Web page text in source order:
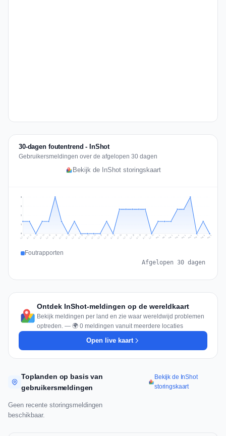
30-dagen foutentrend - InShot
Gebruikersmeldingen over de afgelopen 30 dagen
Bekijk de InShot storingskaart
1
2
2
3
Jul 11 Jul 12 Jul 13 Jul 14 Jul 15 Jul 16 Jul 17 Jul 18 Jul 19 Jul 20 Jul 21 Jul 22 Jul 23 Jul 24 Jul 25 Jul 26 Jul 27 Jul 28 Jul 29 Jul 30 Jul 31 Aug 1 Aug 2 Aug 3 Aug 4 Aug 5 Aug 6 Aug 7 Aug 8 Aug 9
Foutrapporten
Afgelopen 30 dagen
Ontdek InShot-meldingen op de wereldkaart
Bekijk meldingen per land en zie waar wereldwijd problemen
optreden. — 🌍 0 meldingen vanuit meerdere locaties
Open live kaart
Toplanden op basis van
gebruikersmeldingen
Bekijk de InShot
storingskaart
Geen recente storingsmeldingen
beschikbaar.